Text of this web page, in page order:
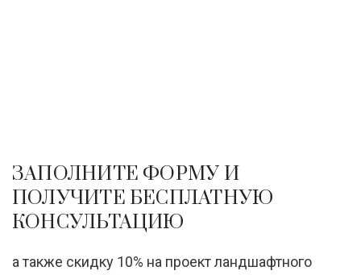
ЗАПОЛНИТЕ ФОРМУ И
ПОЛУЧИТЕ БЕСПЛАТНУЮ
КОНСУЛЬТАЦИЮ
а также скидку 10% на проект ландшафтного